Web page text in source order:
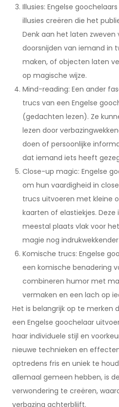
Illusies: Engelse
illusies creëren die het
Denk aan het laten zweven
doorsnijden van iemand in
maken, of objecten laten
op magische wijze.
Mind-reading: Een ander
trucs van een Engelse
(gedachten lezen). Ze
lezen door
doen of persoonlijke
dat iemand iets heeft
Close-up magic: Engelse
om hun vaardigheid in
trucs uitvoeren met kleine
kaarten of elastiekjes.
meestal plaats vlak voor
magie nog
Komische trucs: Engelse
een komische benadering
combineren humor met
vermaken en een lach op
Het is belangrijk op te merken
een Engelse goochelaar
haar individuele stijl en
nieuwe technieken en
optredens fris en uniek te
allemaal gemeen hebben, is
verwondering te creëren,
verbazing achterblijft.